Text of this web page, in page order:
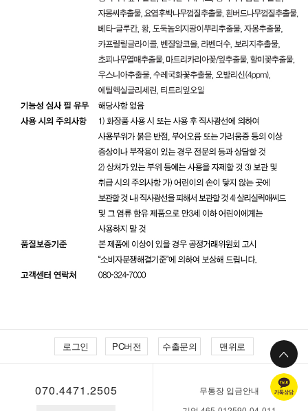
로그인 PC버전 수출문의 맨위로
070.4471.2505
무통장 입금안내